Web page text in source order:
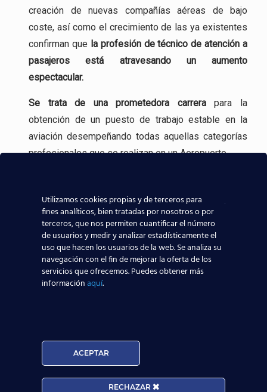
creación de nuevas compañías aéreas de bajo
coste, así como el crecimiento de las ya existentes
confirman que la profesión de técnico de atención a
pasajeros está atravesando un aumento
espectacular.
Se trata de unaprometedora carrerapara la
obtención de un puesto de trabajo estable en la
aviación desempeñando todas aquellas categorías
profesionales que se realizan en un Aeropuerto.
aeronáutica, tenemos
contacto directo con las
compañías aeronáuticas, lo que sin duda ayudará a
que todos los alumnos de nuestros centros
aeronáuticos destaquen y consigan mejores y
mayores posibilidades reales de trabajar en el
sector aeronáutico.
Utilizamos cookies propias y de terceros para
fines analíticos, bien tratadas por nosotros o por
terceros, que nos permiten cuantificar el número
de usuarios y medir y analizar estadísticamente el
uso que hacen los usuarios de la web. Se analiza su
navegación con el fin de mejorar la oferta de los
servicios que ofrecemos. Puedes obtener más
informaciónaquí.
ACEPTAR
RECHAZAR